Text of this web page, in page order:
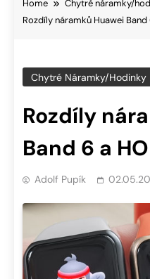
Home
Chytré náramky/
Rozdíly náramků Huawei Band
Chytré Náramky/hodinky
Rozdíly
Band 6 a
Adolf Pupík